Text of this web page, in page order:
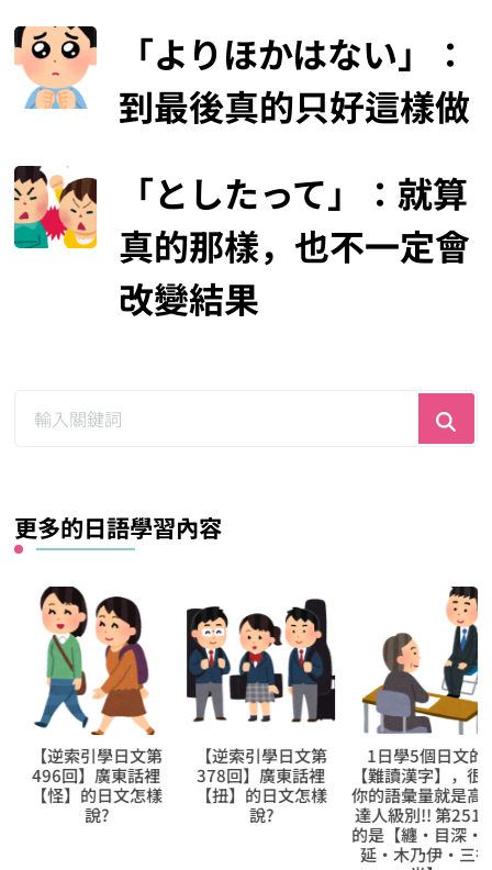
「よりほかはない」：
到最後真的只好這樣做
「としたって」：就算
真的那樣，也不一定會
改變結果
更多的日語學習內容
【逆索引學日文第
496回】廣東話裡
【怪】的日文怎樣
說?
【逆索引學日文第
378回】廣東話裡
【扭】的日文怎樣
說?
1日學5個日文的
【難讀漢字】，很快
你的語彙量就是高手
達人級別!! 第251日
的是【纏‧目深‧蔓
延‧木乃伊‧三行